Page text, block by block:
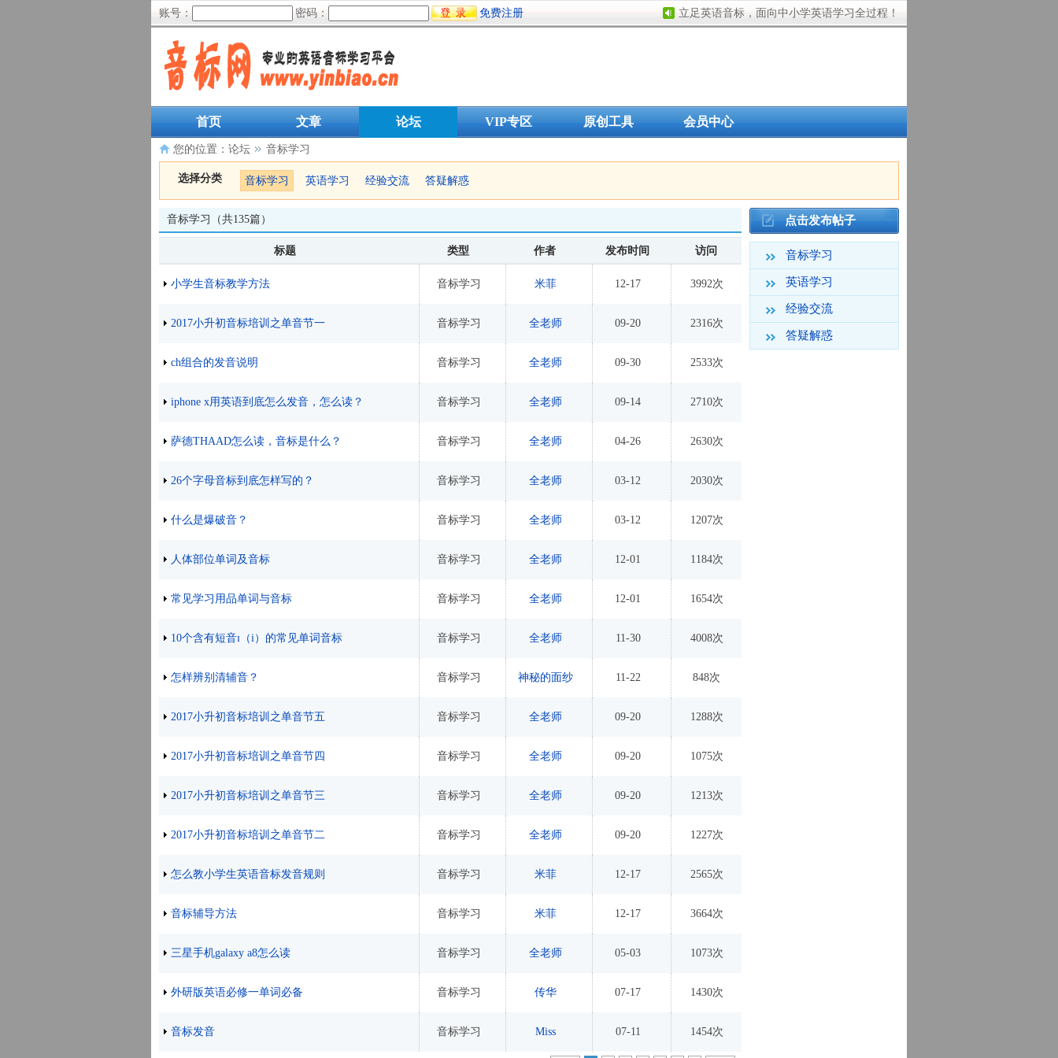
账号： 密码： 免费注册 立足英语音标，面向中小学英语学习全过程！
首页 文章 论坛 VIP专区 原创工具 会员中心
您的位置： 论坛 音标学习
选择分类 音标学习 英语学习 经验交流 答疑解惑
音标学习（共135篇）
标题 类型 作者 发布时间 访问
小学生音标教学方法 音标学习 米菲 12-17 3992次
2017小升初音标培训之单音节一 音标学习 全老师 09-20 2316次
ch组合的发音说明 音标学习 全老师 09-30 2533次
iphone x用英语到底怎么发音，怎么读？ 音标学习 全老师 09-14 2710次
萨德THAAD怎么读，音标是什么？ 音标学习 全老师 04-26 2630次
26个字母音标到底怎样写的？ 音标学习 全老师 03-12 2030次
什么是爆破音？ 音标学习 全老师 03-12 1207次
人体部位单词及音标 音标学习 全老师 12-01 1184次
常见学习用品单词与音标 音标学习 全老师 12-01 1654次
10个含有短音ɪ（i）的常见单词音标 音标学习 全老师 11-30 4008次
怎样辨别清辅音？ 音标学习 神秘的面纱 11-22 848次
2017小升初音标培训之单音节五 音标学习 全老师 09-20 1288次
2017小升初音标培训之单音节四 音标学习 全老师 09-20 1075次
2017小升初音标培训之单音节三 音标学习 全老师 09-20 1213次
2017小升初音标培训之单音节二 音标学习 全老师 09-20 1227次
怎么教小学生英语音标发音规则 音标学习 米菲 12-17 2565次
音标辅导方法 音标学习 米菲 12-17 3664次
三星手机galaxy a8怎么读 音标学习 全老师 05-03 1073次
外研版英语必修一单词必备 音标学习 传华 07-17 1430次
音标发音 音标学习 Miss 07-11 1454次
点击发布帖子
音标学习
英语学习
经验交流
答疑解惑